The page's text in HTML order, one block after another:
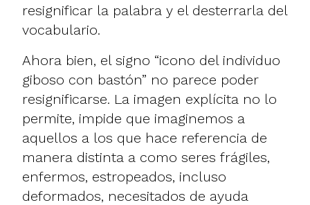
resignificar la palabra y el desterrarla del
vocabulario.
Ahora bien, el signo “icono del individuo
giboso con bastón” no parece poder
resignificarse. La imagen explícita no lo
permite, impide que imaginemos a
aquellos a los que hace referencia de
manera distinta a como seres frágiles,
enfermos, estropeados, incluso
deformados, necesitados de ayuda